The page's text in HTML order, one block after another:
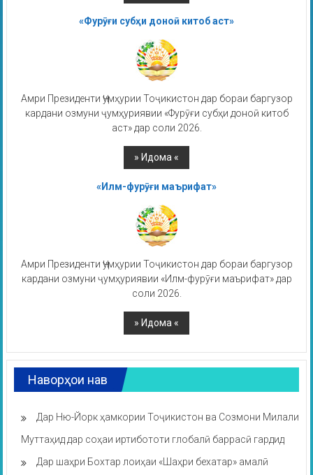
«Фурӯғи субҳи доноӣ китоб аст»
Амри Президенти Ҷумҳурии Тоҷикистон дар бораи баргузор
кардани озмуни ҷумҳуриявии «Фурӯғи субҳи доноӣ китоб
аст» дар соли 2026.
«Илм-фурӯғи маърифат»
Амри Президенти Ҷумҳурии Тоҷикистон дар бораи баргузор
кардани озмуни ҷумҳуриявии «Илм-фурӯғи маърифат» дар
соли 2026.
Наворҳои нав
Дар Ню-Йорк ҳамкории Тоҷикистон ва Созмони Милали
Муттаҳид дар соҳаи иртибототи глобалӣ баррасӣ гардид
Дар шаҳри Бохтар лоиҳаи «Шаҳри бехатар» амалӣ